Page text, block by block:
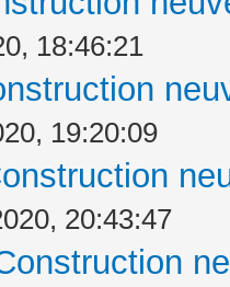
18:46:21
19:20:09
20:43:47